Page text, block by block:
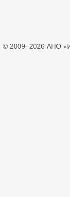
© 2009–2026 АНО